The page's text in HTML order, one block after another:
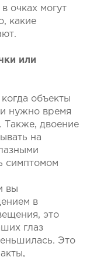
очках могут
какие
или
объекты
нужно время
Также, двоение
на
симптомом
вы
в
это
глаз
Это